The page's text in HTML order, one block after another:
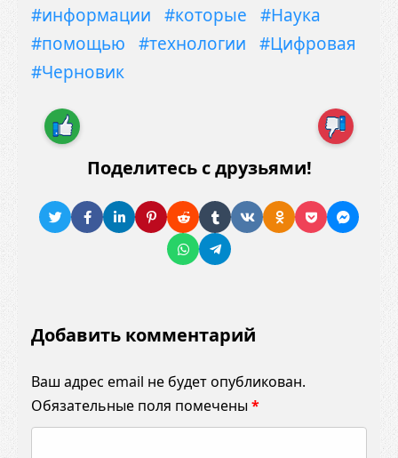
#информации
#которые
#Наука
#помощью
#технологии
#Цифровая
#Черновик
Поделитесь с друзьями!
Добавить комментарий
Ваш адрес email не будет опубликован.
Обязательные поля помечены *